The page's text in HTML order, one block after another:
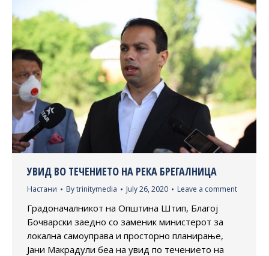
УВИД ВО ТЕЧЕНИЕТО НА РЕКА БРЕГАЛНИЦА
Настани Bytrinitymedia July 26, 2020 Leave a comment
Градоначалникот на Општина Штип, Благој
Бочварски заедно со заменик министерот за
локална самоуправа и просторно планирање,
Јани Макрадули беа на увид по течението на